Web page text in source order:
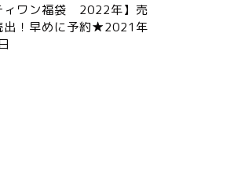
ィワン福袋 2022年】売
出！早めに予約★2021年